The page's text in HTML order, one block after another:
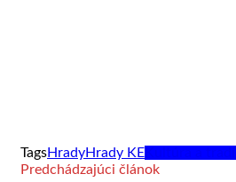
TagsHradyHrady KE
Predchádzajúci článok